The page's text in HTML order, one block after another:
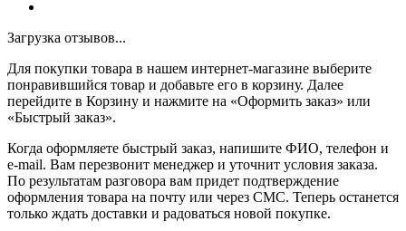
Загрузка отзывов...
Для покупки товара в нашем интернет-магазине выберите
понравившийся товар и добавьте его в корзину. Далее
перейдите в Корзину и нажмите на «Оформить заказ» или
«Быстрый заказ».
Когда оформляете быстрый заказ, напишите ФИО, телефон и
e-mail. Вам перезвонит менеджер и уточнит условия заказа.
По результатам разговора вам придет подтверждение
оформления товара на почту или через СМС. Теперь останется
только ждать доставки и радоваться новой покупке.